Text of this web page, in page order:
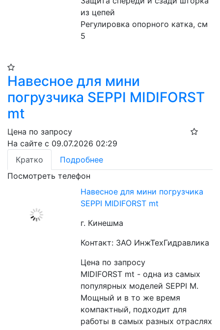
из цепей
Регулировка опорного катка, см
5
Навесное для мини
погрузчика SEPPI MIDIFORST
mt
Цена по запросу
На сайте с 09.07.2026 02:29
Кратко
Подробнее
Посмотреть телефон
Навесное для мини погрузчика
SEPPI MIDIFORST mt
г. Кинешма
Контакт: ЗАО ИнжТехГидравлика
Цена по запросу
MIDIFORST mt - одна из самых
популярных моделей SEPPI M.
Мощный и в то же время
компактный, подходит для
работы в самых разных отраслях